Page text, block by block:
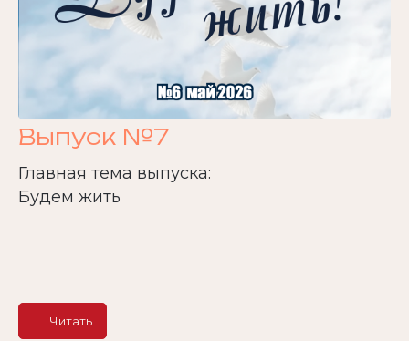
Выпуск №7
Главная тема выпуска:
Будем жить
Читать